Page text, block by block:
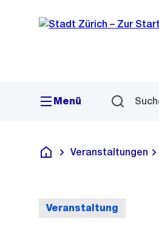
Navigation
Sprunglink
Menü
Deutsch
Veranstaltungen
Veranstaltung